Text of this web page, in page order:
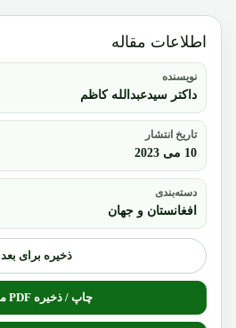
اطلاعات مقاله
نویسنده
داکتر سیدعبدالله کاظم
تاریخ انتشار
10 می 2023
دسته‌بندی
افغانستان و جهان
ذخیره برای بعد
چاپ / ذخیره PDF مقاله